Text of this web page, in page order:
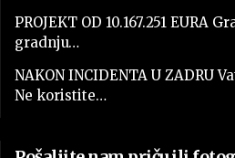
PROJEKT OD 10.167.251 EURA
gradnju…
NAKON INCIDENTA U ZADRU
Ne koristite…